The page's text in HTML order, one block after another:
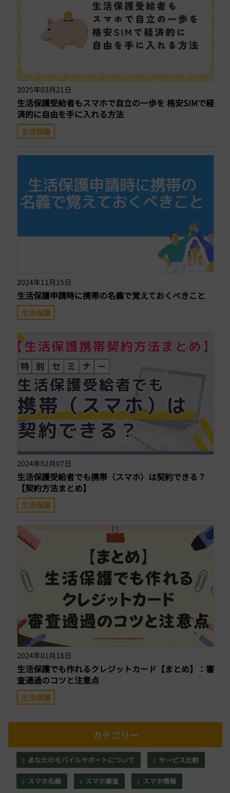
2025年03月21日
生活保護受給者もスマホで自立の一歩を 格安SIMで経
済的に自由を手に入れる方法
生活保護
2024年11月15日
生活保護申請時に携帯の名義で覚えておくべきこと
生活保護
2024年02月07日
生活保護受給者でも携帯（スマホ）は契約できる？
【契約方法まとめ】
生活保護
2024年01月18日
生活保護でも作れるクレジットカード【まとめ】：審
査通過のコツと注意点
生活保護
カテゴリー
あなたのモバイルサポートについて サービス比較
スマホ名義 スマホ審査 スマホ情報